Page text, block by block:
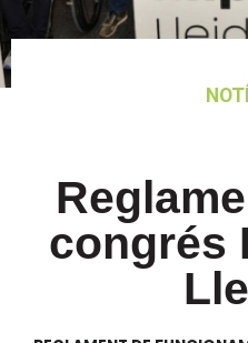
congrés